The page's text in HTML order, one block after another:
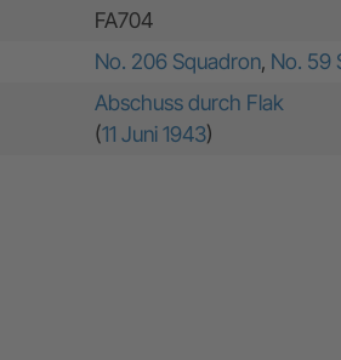
FA704
No. 206 Squadron, No. 59
Abschuss durch Flak
(11 Juni 1943)